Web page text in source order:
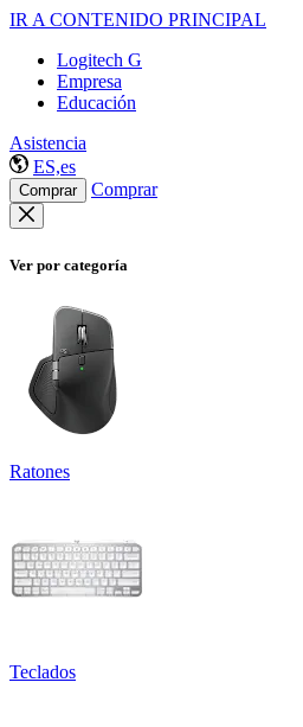
IR A CONTENIDO PRINCIPAL
Logitech G
Empresa
Educación
Asistencia
ES,es
Comprar Comprar
Ver por categoría
Ratones
Teclados